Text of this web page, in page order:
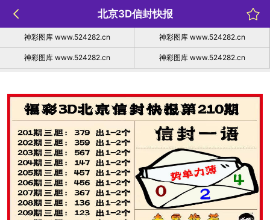
北京3D信封快报
神彩图库 www.524282.cn 神彩图库 www.524282.cn
神彩图库 www.524282.cn 神彩图库 www.524282.cn